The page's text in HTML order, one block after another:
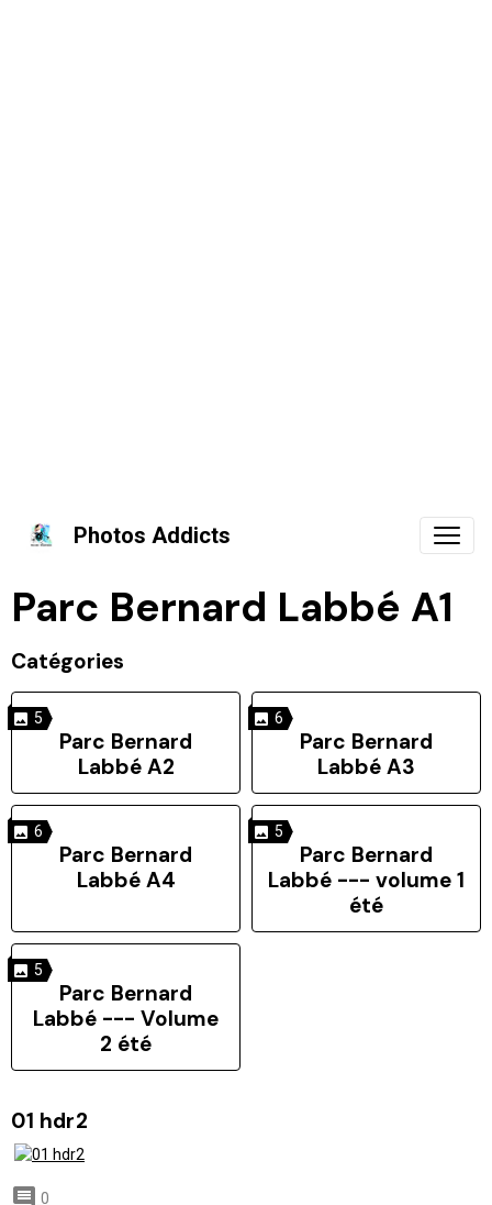
Photos Addicts
Parc Bernard Labbé A1
Catégories
5
Parc Bernard
Labbé A2
6
Parc Bernard
Labbé A3
6
Parc Bernard
Labbé A4
5
Parc Bernard
Labbé --- volume 1
été
5
Parc Bernard
Labbé --- Volume
2 été
01 hdr2
0